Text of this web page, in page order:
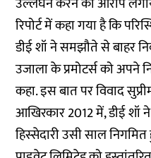
रिपोर्ट में कहा गया है कि
डीई शॉ ने समझौते से बाहर
उजाला के प्रमोटर्स को अपने
कहा. इस बात पर विवाद
आखिरकार 2012 में, डीई शॉ
हिस्सेदारी उसी साल